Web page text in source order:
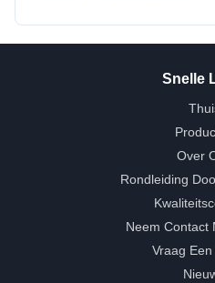
Snelle
Over
Rondleiding
Neem Contact
Vraag